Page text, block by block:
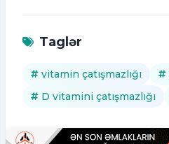
Taglər
vitamin çatışmazlığı
D vitamini çatışmazlığı